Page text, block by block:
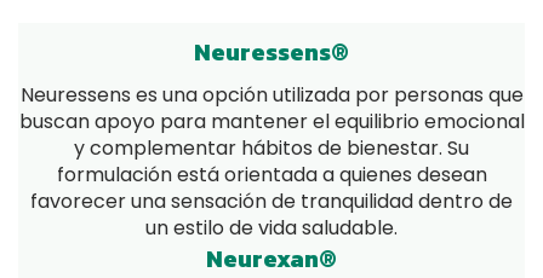
Neuressens®
Neuressens es una opción utilizada por personas que
buscan apoyo para mantener el equilibrio emocional
y complementar hábitos de bienestar. Su
formulación está orientada a quienes desean
favorecer una sensación de tranquilidad dentro de
un estilo de vida saludable.
Neurexan®